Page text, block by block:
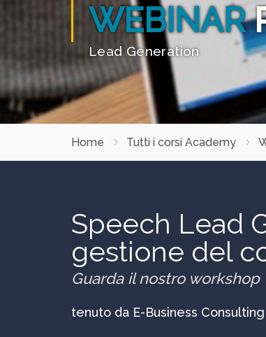
WEBINAR
Lead Generation
Home Tutti i corsi Academy
Speech Lead
gestione del
Guarda il nostro workshop
tenuto da E-Business